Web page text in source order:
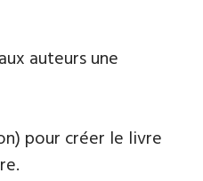
auteurs une
pour créer le livre